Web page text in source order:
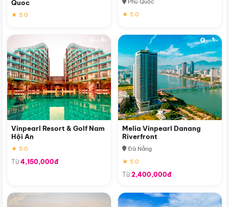
Quoc
★ 5.0
★ 5.0
Vinpearl Resort & Golf Nam
Hội An
★ 5.0
Từ4,150,000đ
Melia Vinpearl Danang
Riverfront
Đà Nẵng
★ 5.0
Từ2,400,000đ